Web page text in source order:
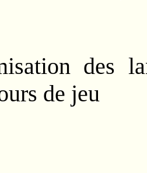
des
de jeu